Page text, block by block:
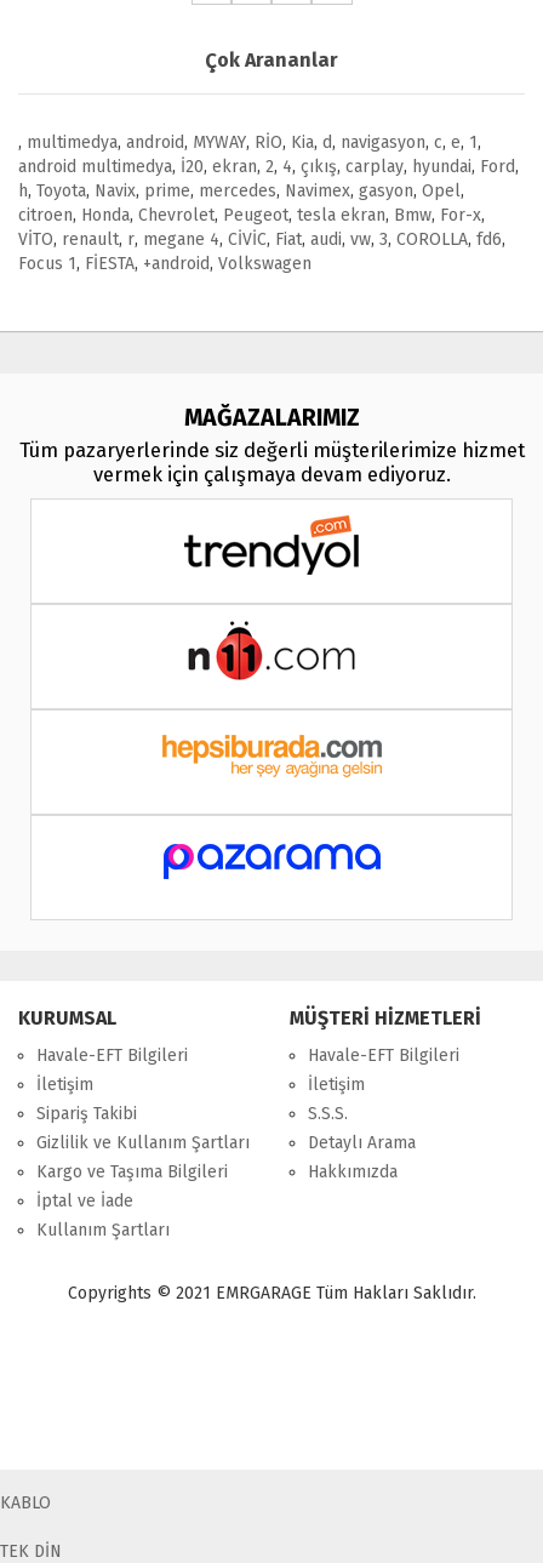
Çok Arananlar
, multimedya, android, MYWAY, RİO, Kia, d, navigasyon, c, e, 1,
android multimedya, İ20, ekran, 2, 4, çıkış, carplay, hyundai, Ford,
h, Toyota, Navix, prime, mercedes, Navimex, gasyon, Opel,
citroen, Honda, Chevrolet, Peugeot, tesla ekran, Bmw, For-x,
VİTO, renault, r, megane 4, CİVİC, Fiat, audi, vw, 3, COROLLA, fd6,
Focus 1, FİESTA, +android, Volkswagen
MAĞAZALARIMIZ
Tüm pazaryerlerinde siz değerli müşterilerimize hizmet
vermek için çalışmaya devam ediyoruz.
KURUMSAL
Havale-EFT Bilgileri
İletişim
Sipariş Takibi
Gizlilik ve Kullanım Şartları
Kargo ve Taşıma Bilgileri
İptal ve İade
Kullanım Şartları
MÜŞTERİ HİZMETLERİ
Havale-EFT Bilgileri
İletişim
S.S.S.
Detaylı Arama
Hakkımızda
Copyrights © 2021 EMRGARAGE Tüm Hakları Saklıdır.
KABLO
TEK DİN